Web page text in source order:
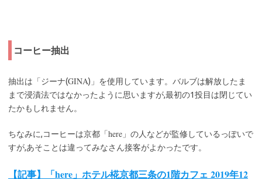
コーヒー抽出
抽出は「ジーナ(GINA)」を使用しています。バルブは解放したま
まで浸漬法ではなかったように思いますが,最初の1投目は閉じてい
たかもしれません。
ちなみに,コーヒーは京都「here 」の人などが監修しているっぽいで
すが,あそことは違ってみなさん接客がよかったです。
【記事】「here」ホテル椛京都三条の1階カフェ 2019年12